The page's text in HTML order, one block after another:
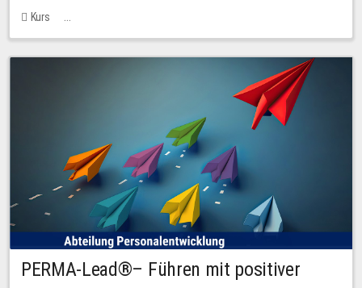
Kurs
Bachstraße 18k - SR 102 (Seminarraum Servicestelle LehreLernen)
PERMA-Lead®– Führen mit positiver